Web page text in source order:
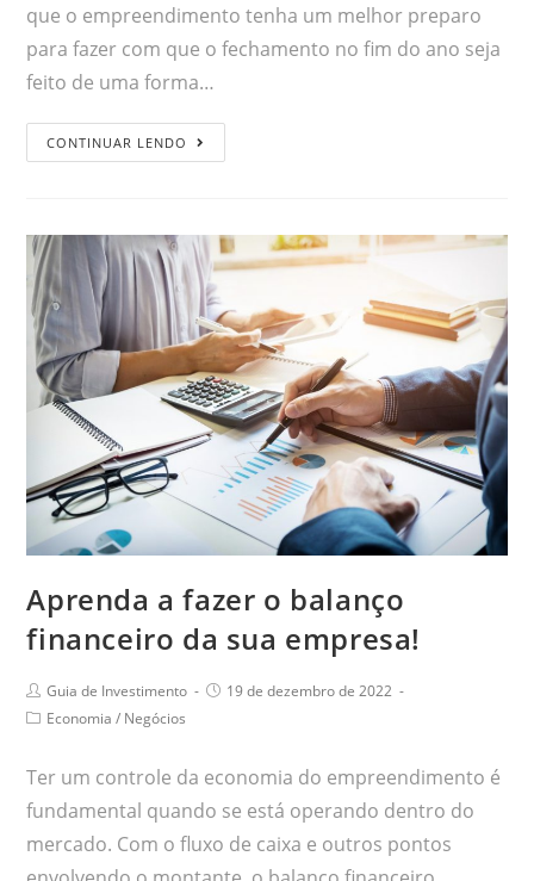
que o empreendimento tenha um melhor preparo
para fazer com que o fechamento no fim do ano seja
feito de uma forma…
CONTINUAR LENDO
Aprenda a fazer o balanço
financeiro da sua empresa!
Guia de Investimento
19 de dezembro de 2022
Economia / Negócios
Ter um controle da economia do empreendimento é
fundamental quando se está operando dentro do
mercado. Com o fluxo de caixa e outros pontos